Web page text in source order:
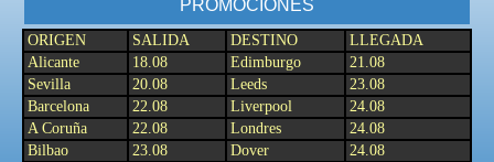
PROMOCIONES
ORIGEN SALIDA DESTINO
LLEGADA
Alicante
18.08 Edimburgo
21.08
Sevilla
20.08 Leeds
23.08
Barcelona
22.08 Liverpool
24.08
A Coruña
22.08 Londres
24.08
Bilbao
23.08 Dover
24.08